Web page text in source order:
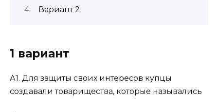
Вариант 2
1 вариант
А1. Для защиты своих интересов купцы
создавали товарищест­ва, которые назывались